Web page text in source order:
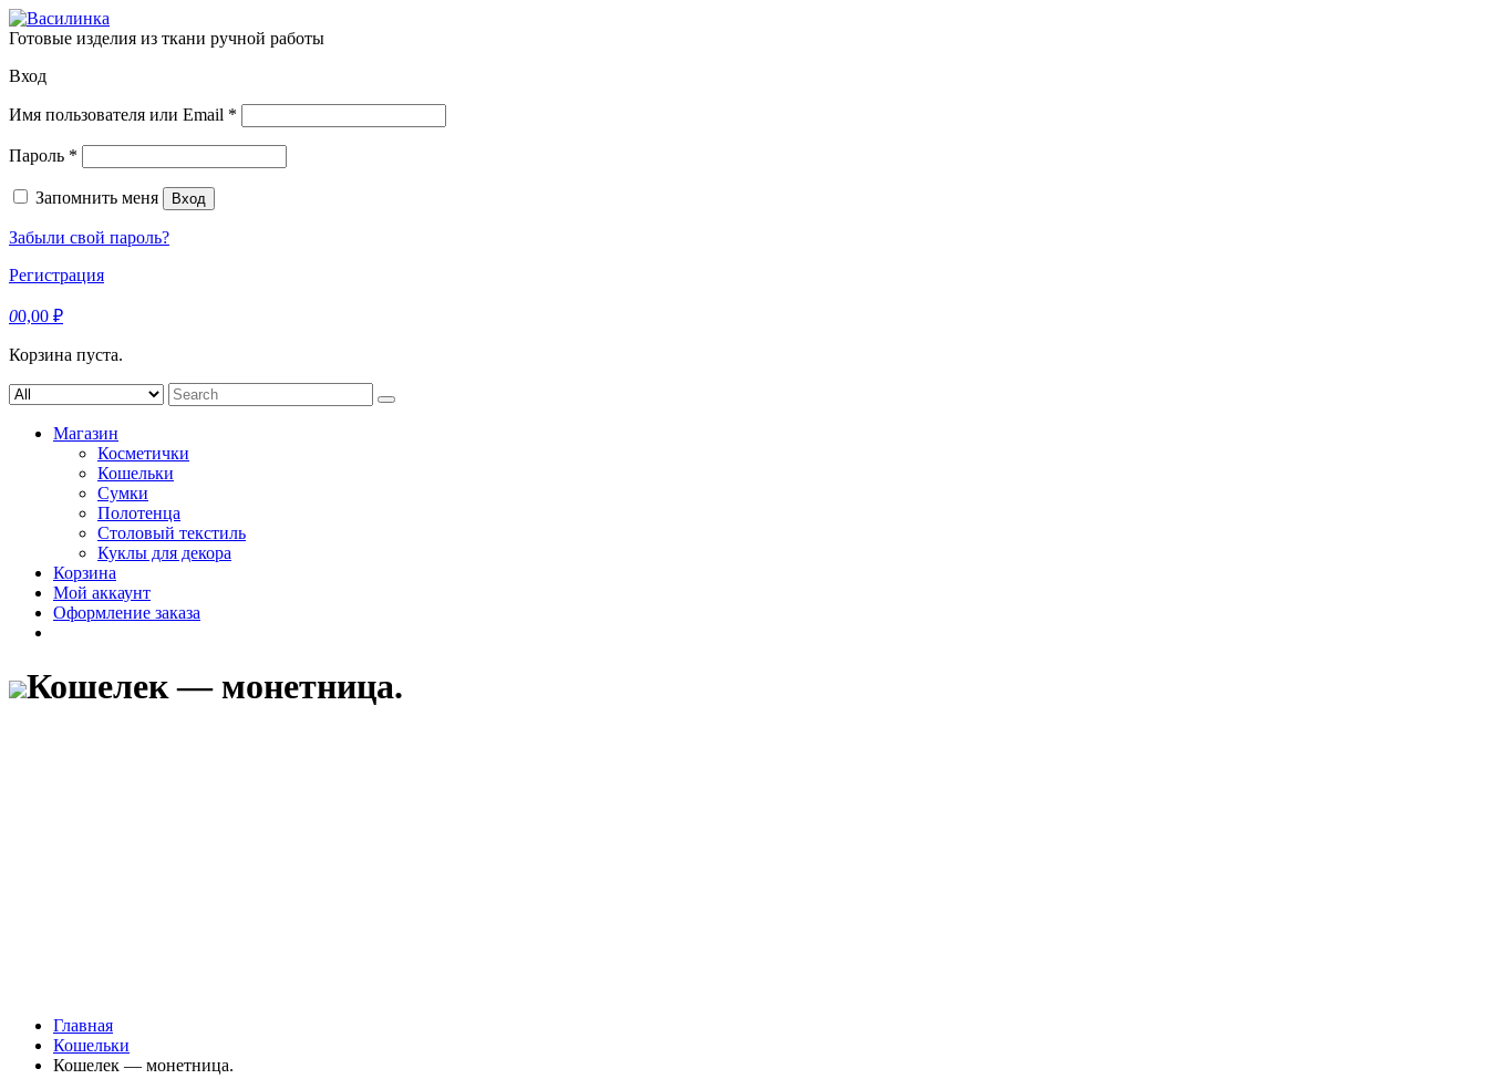
Skip
to
Готовые изделия из ткани ручной работы
Вход
Имя пользователя или Email *
Пароль *
Запомнить меня Вход
Забыли свой пароль?
Регистрация
00,00 ₽
Корзина пуста.
Search
for:
Магазин
Косметички
Кошельки
Сумки
Полотенца
Столовый текстиль
Куклы для декора
Корзина
Мой аккаунт
Оформление заказа
Кошелек — монетница.
Главная
Кошельки
Кошелек — монетница.